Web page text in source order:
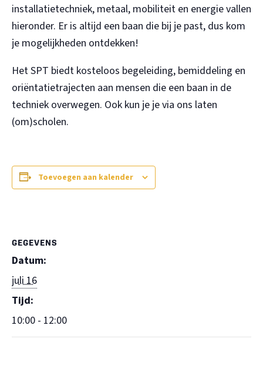
installatietechniek, metaal, mobiliteit en energie vallen
hieronder. Er is altijd een baan die bij je past, dus kom
je mogelijkheden ontdekken!
Het SPT biedt kosteloos begeleiding, bemiddeling en
oriëntatietrajecten aan mensen die een baan in de
techniek overwegen. Ook kun je je via ons laten
(om)scholen.
Toevoegen aan kalender
GEGEVENS
Datum:
juli 16
Tijd:
10:00 - 12:00